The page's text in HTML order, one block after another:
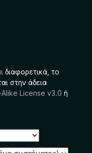
διαφορετικά, το
στην άδεια
License v3.0 ή